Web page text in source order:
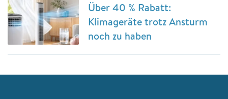
Über 40 % Rabatt:
Klimageräte trotz Ansturm
noch zu haben